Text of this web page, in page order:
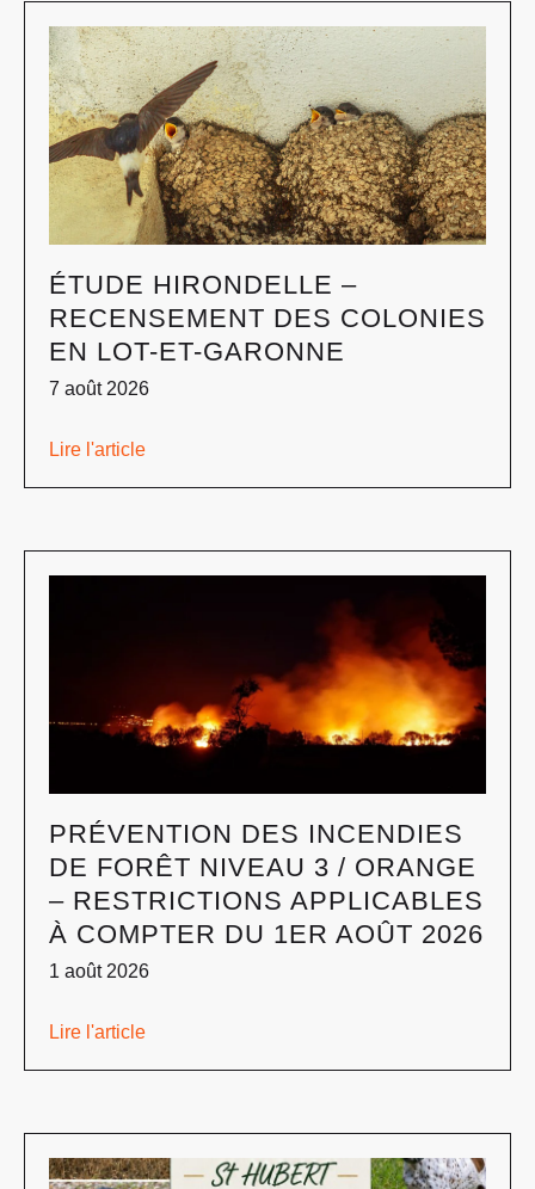
ÉTUDE HIRONDELLE –
RECENSEMENT DES COLONIES
EN LOT-ET-GARONNE
7 août 2026
Lire l'article
PRÉVENTION DES INCENDIES
DE FORÊT NIVEAU 3 / ORANGE
– RESTRICTIONS APPLICABLES
À COMPTER DU 1ER AOÛT 2026
1 août 2026
Lire l'article